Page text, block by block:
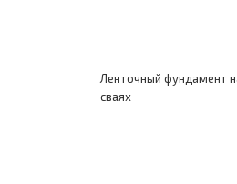
Ленточный фундамент
сваях